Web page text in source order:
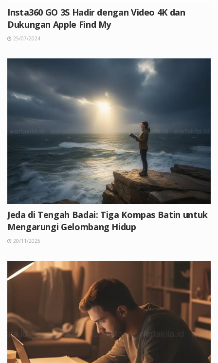
Insta360 GO 3S Hadir dengan Video 4K dan
Dukungan Apple Find My
25/07/2024
Jeda di Tengah Badai: Tiga Kompas Batin untuk
Mengarungi Gelombang Hidup
20/11/2025